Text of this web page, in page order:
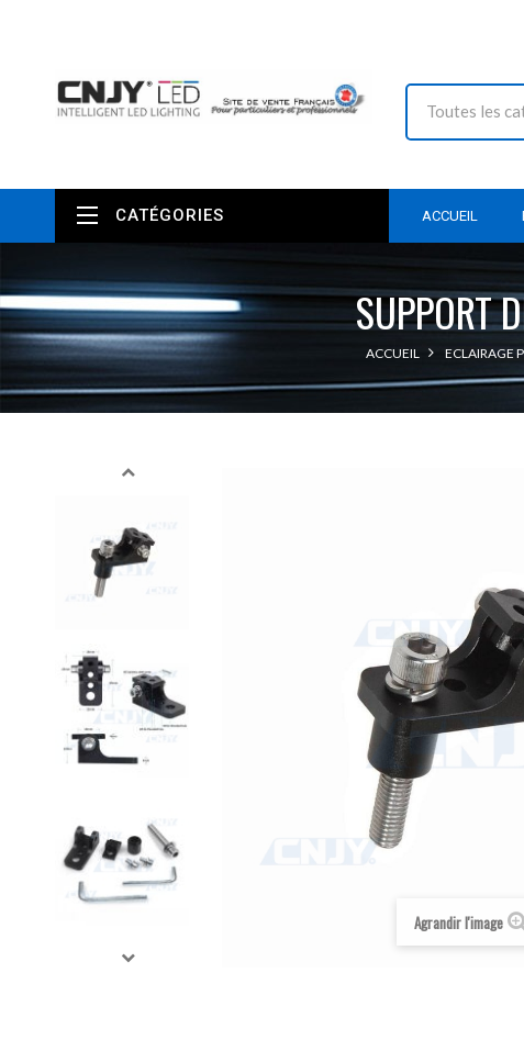
ACCUEIL
CATÉGORIES
SUPPORT
ACCUEIL ECLAIRAGE
Agrandir l'image